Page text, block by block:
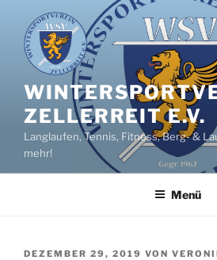
Inhalt
springen
ZELLERREIT E.V.
Langlaufen, Tennis, Fitness, Berg- &
mehr!
Menü
VERÖFFENTLICHT
DEZEMBER 29, 2019 VON